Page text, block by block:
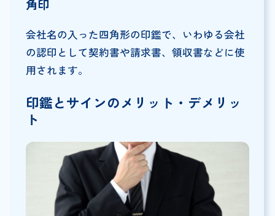
角印
会社名の入った四角形の印鑑で、いわゆる会社
の認印として契約書や請求書、領収書などに使
用されます。
印鑑とサインのメリット・デメリッ
ト